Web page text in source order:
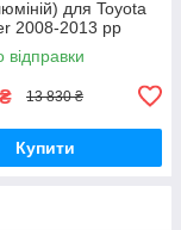
для Toyota
2008-2013 рр
відправки
₴ 13 830 ₴
Купити